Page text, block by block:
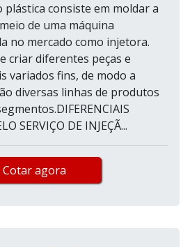
plástica consiste em moldar a
de uma máquina
no mercado como injetora.
criar diferentes peças e
variados fins, de modo a
diversas linhas de produtos
SERVIÇO DE INJEÇÃ...
Cotar agora